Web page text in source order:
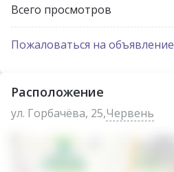
Расположение
ул. Горбачёва, 25,Червень
Всего просмотров
Пожаловаться на объявление